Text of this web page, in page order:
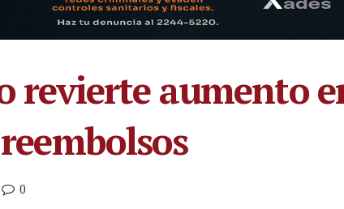
revierte aumento
0